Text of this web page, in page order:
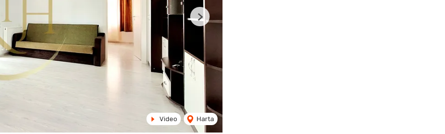
Video Harta
Next